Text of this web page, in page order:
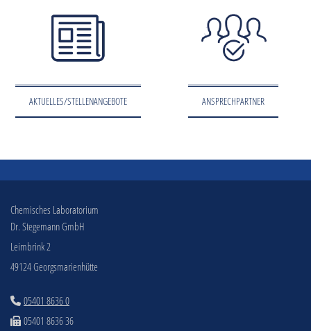
AKTUELLES/STELLENANGEBOTE ANSPRECHPARTNER
Chemisches Laboratorium
Dr. Stegemann GmbH
Leimbrink 2
49124 Georgsmarienhütte
 05401 8636 0
 05401 8636 36